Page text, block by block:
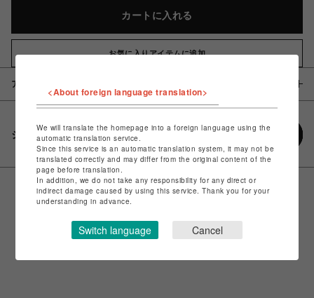
カートに入れる
お気に入りアイテムに追加
アイテム説明 / 素材
シェアする
<About foreign language translation>
We will translate the homepage into a foreign language using the
automatic translation service.
Since this service is an automatic translation system, it may not be
translated correctly and may differ from the original content of the
page before translation.
In addition, we do not take any responsibility for any direct or
indirect damage caused by using this service. Thank you for your
understanding in advance.
Switch language Cancel